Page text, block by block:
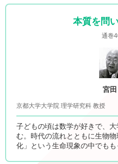
本質を問
通巻
宮
京都大学大学院 理学研究科 教授
子どもの頃は数学が好きで、
む。時代の流れとともに生物
化」という生命現象の中でもも